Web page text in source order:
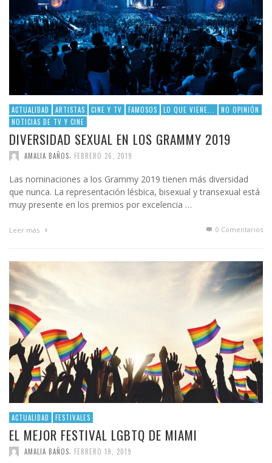
ACTUALIDAD ARTISTAS CINE Y TV FAMOSOS LO QUE VIENE...
NO OPINIÓN
NOTICIAS DE TV Y CINE
DIVERSIDAD SEXUAL EN LOS GRAMMY 2019
AMALIA BAÑOS FEBRERO 26, 2019
Las nominaciones a los Grammy 2019 tienen más diversidad
que nunca. La representación lésbica, bisexual y transexual está
muy presente en los premios por excelencia …
Leer más 0 Comentarios
ACTUALIDAD FESTIVALES
EL MEJOR FESTIVAL LGBTQ DE MIAMI
AMALIA BAÑOS FEBRERO 19, 2019